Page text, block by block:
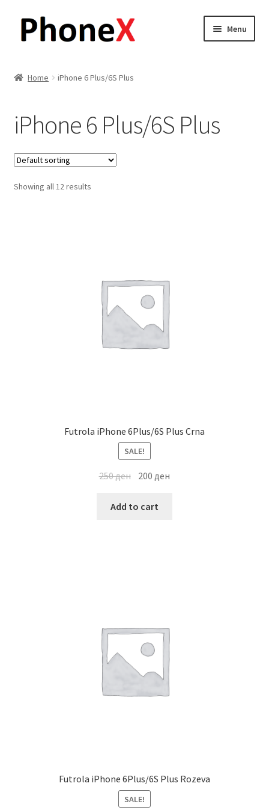
Skip
Skip
Menu
Blog
Sample Page
Детали за испорака
Сервис за мобилни телефони
Home iPhone 6 Plus/6S Plus
iPhone 6 Plus/6S Plus
Showing all 12 results
Futrola iPhone 6Plus/6S Plus Crna
SALE!
250ден 200ден
Add to cart
Futrola iPhone 6Plus/6S Plus Rozeva
SALE!